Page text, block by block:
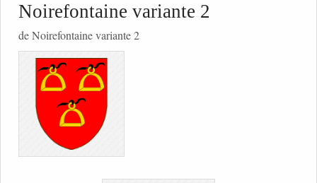
Noirefontaine variante 2
de Noirefontaine variante 2